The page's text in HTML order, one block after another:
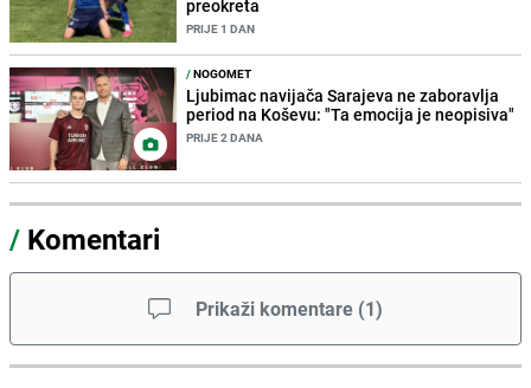
preokreta
PRIJE 1 DAN
/NOGOMET
Ljubimac navijača Sarajeva ne zaboravlja
period na Koševu: "Ta emocija je neopisiva"
PRIJE 2 DANA
/ Komentari
Prikaži komentare (1)